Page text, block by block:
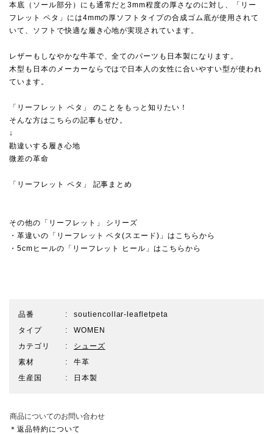
本底（ソール部分）にも通常だと3mm程度の厚さなのに対し、「リー
フレット ペタ」には4mmの厚ソフトタイプの合成ゴム底が使用されて
いて、ソフトで快適な履き心地が実現されています。
レザーもしなやかな牛革で、全てのパーツも日本製になります。
木型も日本のメーカーならではで日本人の女性に合いやすい型が使われ
ています。
「リーフレット ペタ」 のことをもっと知りたい！
そんな方はこちらの記事もぜひ。
↓
勘違いする履き心地
微差の革命
「リーフレット ペタ」 記事まとめ
その他の「リーフレット」 シリーズ
・革違いの「リーフレット ペタ(スエード)」はこちらから
・5cmヒールの「リーフレット ヒール」はこちらから
品番
soutiencollar-leafletpeta
タイプ
WOMEN
カテゴリ
シューズ
素材
牛革
生産国
日本製
商品についてのお問い合わせ
＊返品特約について